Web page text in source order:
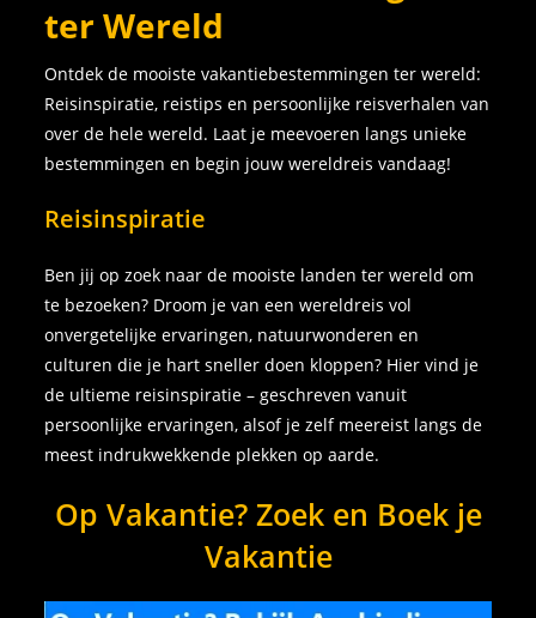
ter Wereld
Ontdek de mooiste vakantiebestemmingen ter wereld:
Reisinspiratie, reistips en persoonlijke reisverhalen van
over de hele wereld. Laat je meevoeren langs unieke
bestemmingen en begin jouw wereldreis vandaag!
Reisinspiratie
Ben jij op zoek naar de mooiste landen ter wereld om
te bezoeken? Droom je van een wereldreis vol
onvergetelijke ervaringen, natuurwonderen en
culturen die je hart sneller doen kloppen? Hier vind je
de ultieme reisinspiratie – geschreven vanuit
persoonlijke ervaringen, alsof je zelf meereist langs de
meest indrukwekkende plekken op aarde.
Op Vakantie? Zoek en Boek je
Vakantie